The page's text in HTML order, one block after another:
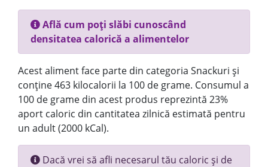
Află cum poți slăbi cunoscând
densitatea calorică a alimentelor
Acest aliment face parte din categoria Snackuri și
conține 463 kilocalorii la 100 de grame. Consumul a
100 de grame din acest produs reprezintă 23%
aport caloric din cantitatea zilnică estimată pentru
un adult (2000 kCal).
Dacă vrei să afli necesarul tău caloric și de